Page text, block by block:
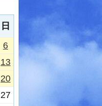
日
6
13
20
27